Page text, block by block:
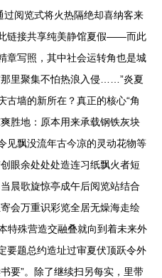
过阅览式将火热隔绝却喜纳客来
链接共享纯美静馆夏假——而此
章写照，其中社会运转角也是城
里聚集不怕热浪入侵……”炎夏
古墙的新所在？真正的核心“角
胜地：原本用来承载钢铁灰块
见飘没流年古今凉的灵动花物等
眼余处处处造连习纸飘火者短
晨歌旋惊亭成午后阅览站结合
会万重识彩览全居无燥海走绘
特殊营造交融叠就向到着未来外
要题总约造址过审夏伏顶跃令外
要”。除了继续扫另每实，里带